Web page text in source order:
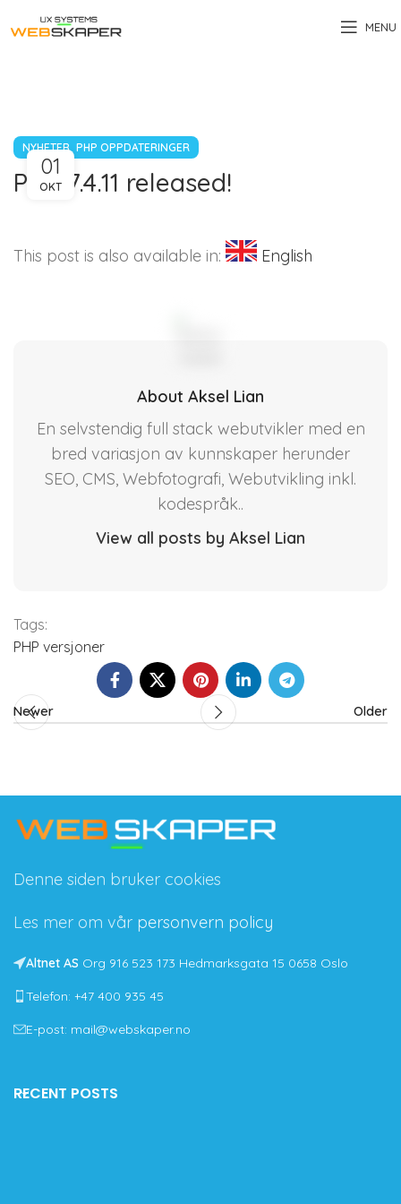
MENU
NYHETER, PHP OPPDATERINGER
PHP 7.4.11 released!
01
OKT
This post is also available in: English
About Aksel Lian
En selvstendig full stack webutvikler med en
bred variasjon av kunnskaper herunder
SEO, CMS, Webfotografi, Webutvikling inkl.
kodespråk..
View all posts by Aksel Lian
Tags:
PHP versjoner
Newer Older
Denne siden bruker cookies
Les mer om vår personvern policy
Altnet AS Org 916 523 173 Hedmarksgata 15 0658 Oslo
Telefon: +47 400 935 45
E-post: mail@webskaper.no
RECENT POSTS